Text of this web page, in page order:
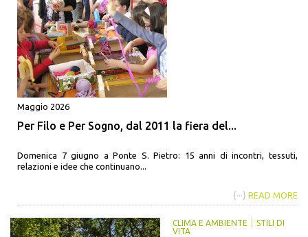
Maggio 2026
Per Filo e Per Sogno, dal 2011 la fiera del...
Domenica 7 giugno a Ponte S. Pietro: 15 anni di incontri, tessuti,
relazioni e idee che continuano...
{···} READ MORE
CLIMA E AMBIENTE
STILI DI
VITA